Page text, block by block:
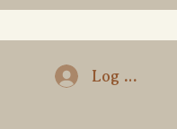
Log In